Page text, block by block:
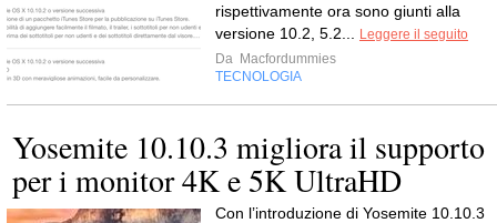
rispettivamente ora sono giunti alla
versione 10.2, 5.2...
Leggere il seguito
Da Macfordummies
TECNOLOGIA
Yosemite 10.10.3 migliora il supporto
per i monitor 4K e 5K UltraHD
Con l’introduzione di Yosemite 10.10.3